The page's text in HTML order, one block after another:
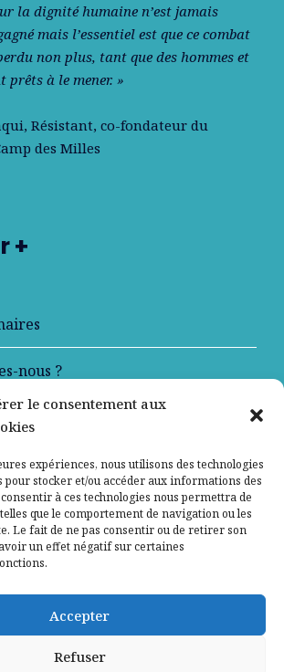
le consentement aux
expériences, nous utilisons des technologies
pour stocker et/ou accéder aux informations des
à ces technologies nous permettra de
que le comportement de navigation ou les
Le fait de ne pas consentir ou de retirer son
un effet négatif sur certaines
Accepter
Refuser
la dignité humaine n’est jamais
mais l’essentiel est que ce combat
non plus, tant que des hommes et
prêts à le mener. »
, Résistant, co-fondateur du
des Milles
+
nous ?
confidentialité